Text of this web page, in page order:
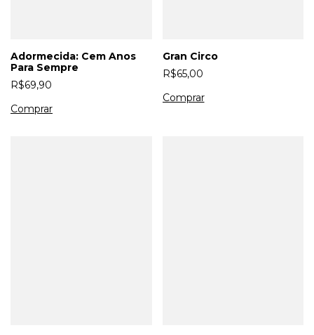
Adormecida: Cem Anos
Para Sempre
R$69,90
Gran Circo
R$65,00